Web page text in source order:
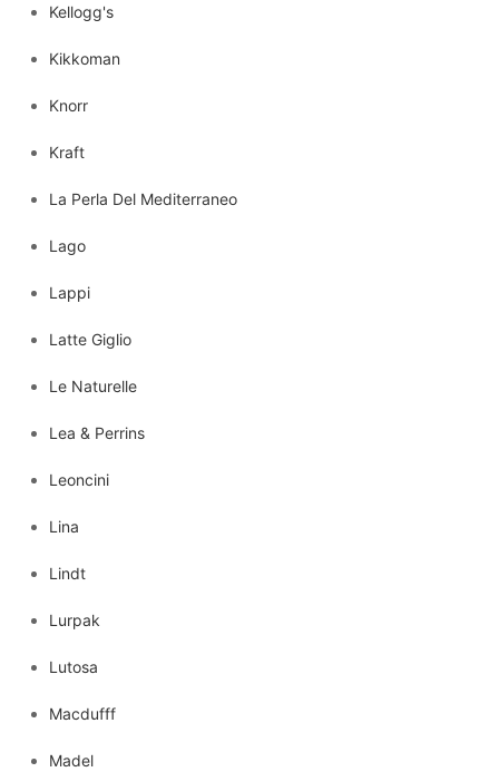
Kellogg's
Kikkoman
Knorr
Kraft
La Perla Del Mediterraneo
Lago
Lappi
Latte Giglio
Le Naturelle
Lea & Perrins
Leoncini
Lina
Lindt
Lurpak
Lutosa
Macdufff
Madel